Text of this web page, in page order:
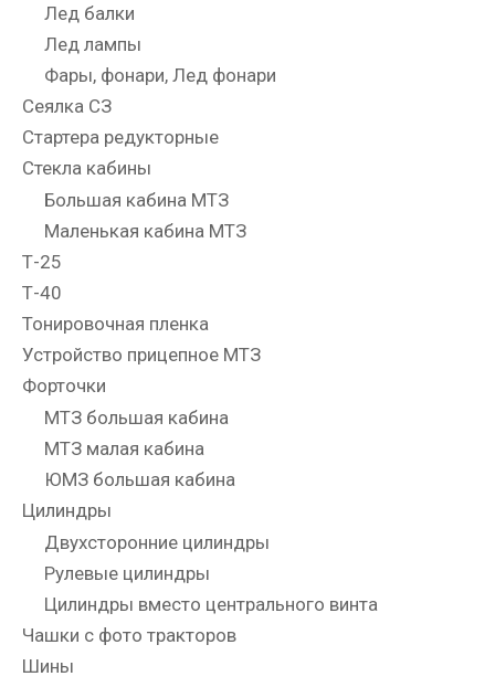
Лед балки
Лед лампы
Фары, фонари, Лед фонари
Сеялка СЗ
Стартера редукторные
Стекла кабины
Большая кабина МТЗ
Маленькая кабина МТЗ
Т-25
Т-40
Тонировочная пленка
Устройство прицепное МТЗ
Форточки
МТЗ большая кабина
МТЗ малая кабина
ЮМЗ большая кабина
Цилиндры
Двухсторонние цилиндры
Рулевые цилиндры
Цилиндры вместо центрального винта
Чашки с фото тракторов
Шины